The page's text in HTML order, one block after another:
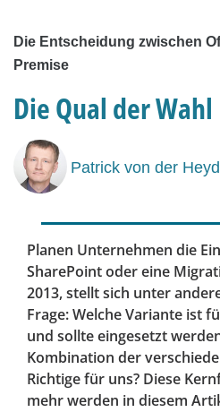
Die Entscheidung zwischen
Premise
Die Qual der Wahl
Patrick von der
Planen Unternehmen die
SharePoint oder eine
2013, stellt sich unter
Frage: Welche Variante ist
und sollte eingesetzt
Kombination der
Richtige für uns? Diese
mehr werden in diesem